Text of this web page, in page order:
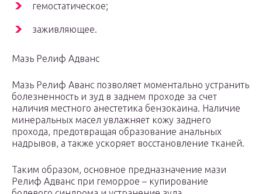
гемостатическое;
заживляющее.
Мазь Релиф Адванс
Мазь Релиф Аванс позволяет моментально устранить
болезненность и зуд в заднем проходе за счет
наличия местного анестетика бензокаина. Наличие
минеральных масел увлажняет кожу заднего
прохода, предотвращая образование анальных
надрывов, а также ускоряет восстановление тканей.
Таким образом, основное предназначение мази
Релиф Адванс при геморрое – купирование